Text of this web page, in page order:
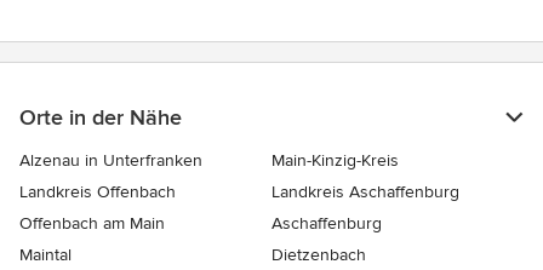
Orte in der Nähe
Alzenau in Unterfranken
Main-Kinzig-Kreis
Landkreis Offenbach
Landkreis Aschaffenburg
Offenbach am Main
Aschaffenburg
Maintal
Dietzenbach